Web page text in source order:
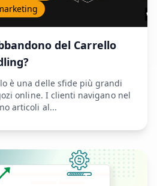
del Carrello
è una delle sfide più grandi
online. I clienti navigano nel
articoli al...